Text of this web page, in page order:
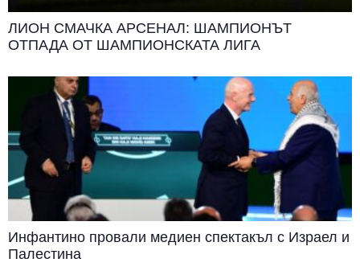
ЛИОН СМАЧКА АРСЕНАЛ: ШАМПИОНЪТ
ОТПАДА ОТ ШАМПИОНСКАТА ЛИГА
Инфантино провали медиен спектакъл с Израел и
Палестина